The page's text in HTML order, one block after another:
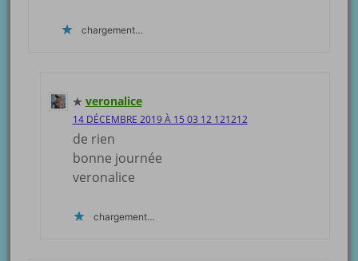
chargement…
veronalice
14 DÉCEMBRE 2019 À 15 03 12 121212
de rien
bonne journée
veronalice
chargement…